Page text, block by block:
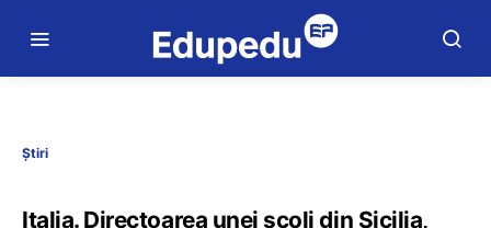
Știri
Italia. Directoarea unei școli din Sicilia,